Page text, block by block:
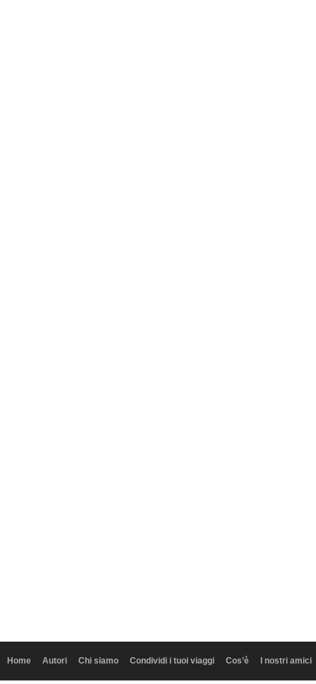
Home Autori Chi siamo Condividi i tuoi viaggi Cos’è I nostri amici